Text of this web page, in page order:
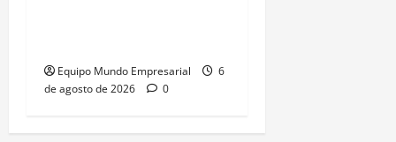
Equipo Mundo Empresarial
6
de agosto de 2026
0